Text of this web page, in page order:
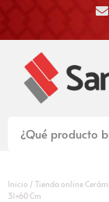
Inicio / Tienda online
31×60 Cm